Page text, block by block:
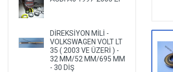
DİREKSİYON MİLİ -
VOLKSWAGEN VOLT LT
35 ( 2003 VE ÜZERİ ) -
32 MM/52 MM/695 MM
- 30 DİŞ